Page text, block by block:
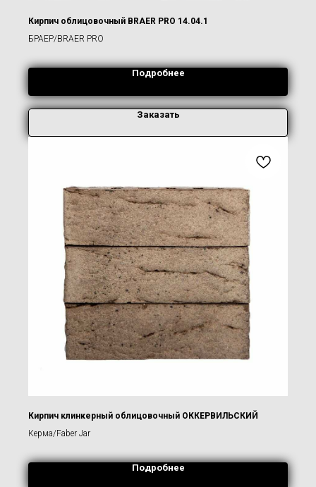
Кирпич облицовочный BRAER PRO 14.04.1
БРАЕР/BRAER PRO
Подробнее
Заказать
Кирпич клинкерный облицовочный ОККЕРВИЛЬСКИЙ
Керма/Faber Jar
Подробнее